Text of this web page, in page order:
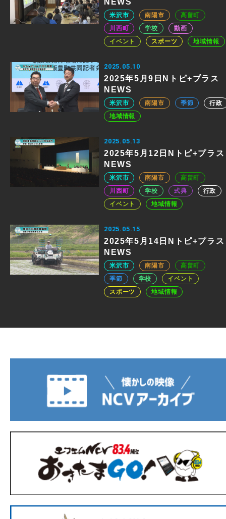
米沢市 南陽市
高畠町
川西町
学校
動画
イベント
スポーツ 地域情報
2025.05.10
2025年5月9日Nトピ+プラス
NEWS
米沢市 南陽市 季節
行政
地域情報
2025.05.13
2025年5月12日Nトピ+プラス
NEWS
米沢市 南陽市
高畠町
川西町
学校 式典
行政
イベント
地域情報
2025.05.15
2025年5月14日Nトピ+プラス
NEWS
米沢市 南陽市
高畠町
季節
学校
イベント
スポーツ
地域情報